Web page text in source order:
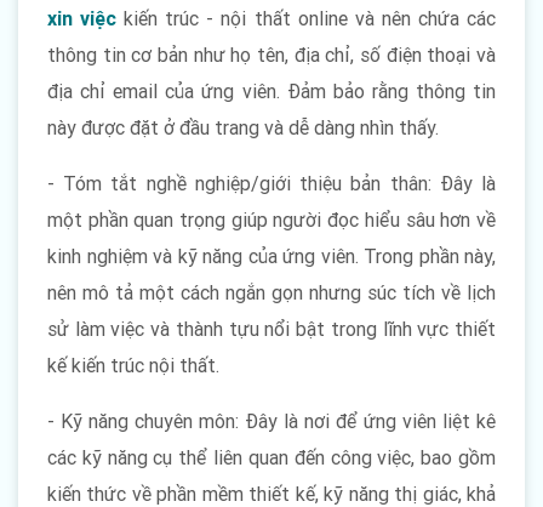
xin việc kiến trúc - nội thất onlinevà nên chứa các
thông tin cơ bản như họ tên, địa chỉ, số điện thoại và
địa chỉ email của ứng viên. Đảm bảo rằng thông tin
này được đặt ở đầu trang và dễ dàng nhìn thấy.
- Tóm tắt nghề nghiệp/giới thiệu bản thân: Đây là
một phần quan trọng giúp người đọc hiểu sâu hơn về
kinh nghiệm và kỹ năng của ứng viên. Trong phần này,
nên mô tả một cách ngắn gọn nhưng súc tích về lịch
sử làm việc và thành tựu nổi bật trong lĩnh vực thiết
kế kiến trúc nội thất.
- Kỹ năng chuyên môn: Đây là nơi để ứng viên liệt kê
các kỹ năng cụ thể liên quan đến công việc, bao gồm
kiến thức về phần mềm thiết kế, kỹ năng thị giác, khả